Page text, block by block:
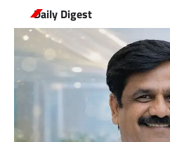
Daily Digest